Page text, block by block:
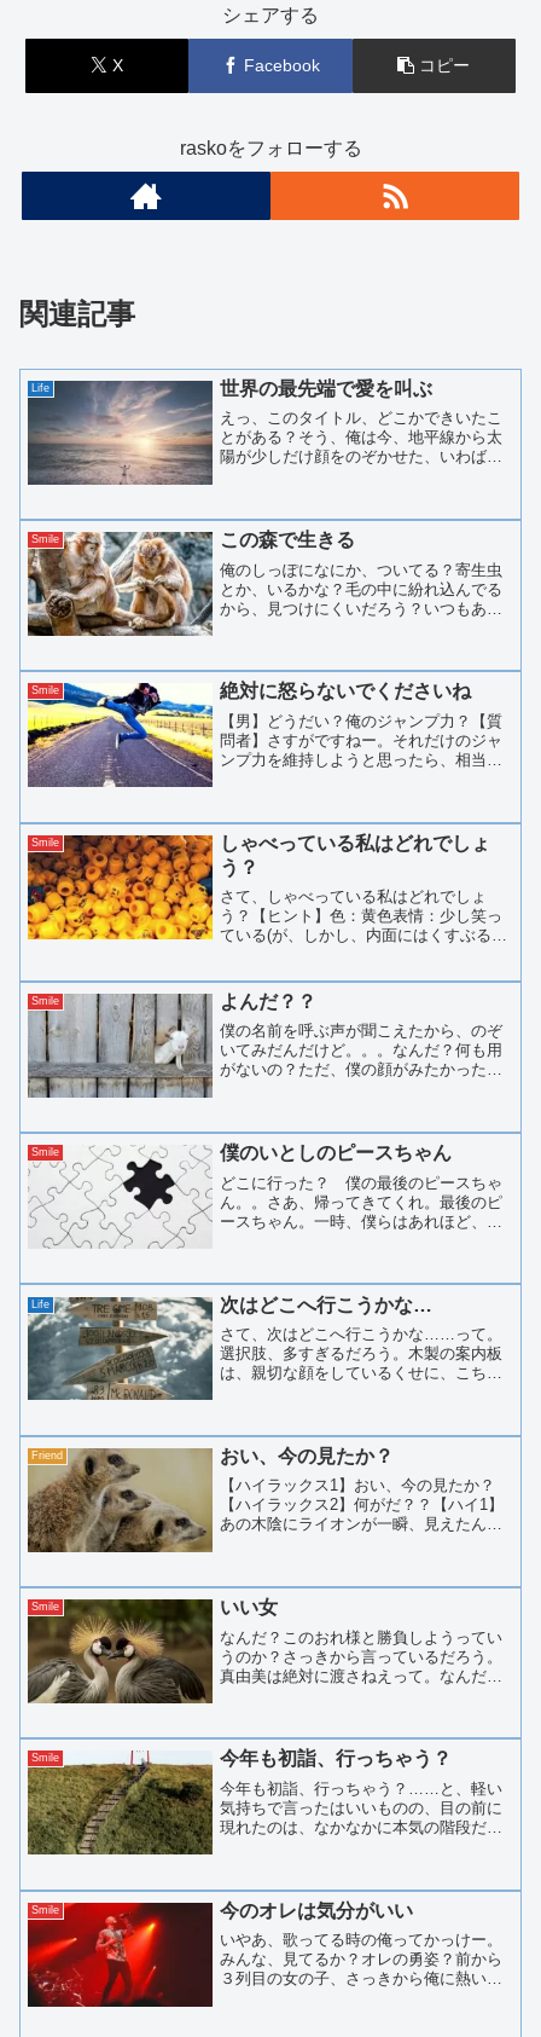
シェアする
X Facebook コピー
raskoをフォローする
関連記事
Life 世界の最先端で愛を叫ぶ
えっ、このタイトル、どこかできいたこ
とがある？そう、俺は今、地平線から太
陽が少しだけ顔をのぞかせた、いわば
トルに似ているからって、気にしない、
気にしない。。さて、俺は一...
Smile この森で生きる
俺のしっぽになにか、ついてる？寄生虫
とか、いるかな？毛の中に紛れ込んでる
から、見つけにくいだろう？いつもあり
て、はや１０年。この森に来たときは俺
らも若かった。右も左もわか...
Smile 絶対に怒らないでくださいね
【男】どうだい？俺のジャンプ力？【質
問者】さすがですねー。それだけのジャ
ンプ力を維持しようと思ったら、相当練
からね。【質問者】...
Smile
しゃべっている私はどれでしょ
う？
さて、しゃべっている私はどれでしょ
う？【ヒント】色：黄色表情：少し笑っ
ている(が、しかし、内面にはくすぶるも
はくすぶりだが、いつダイナマイト級に
成長してもおかしく...
Smile よんだ？？
僕の名前を呼ぶ声が聞こえたから、のぞ
いてみだんだけど。。。なんだ？何も用
がないの？ただ、僕の顔がみたかっただ
Smile 僕のいとしのピースちゃん
どこに行った？ 僕の最後のピースちゃ
ん。。さあ、帰ってきてくれ。最後のピ
ースちゃん。一時、僕らはあれほど、う
なの。。君がそこにいるだけで、僕らは
完璧になれる。どこのこと...
Life 次はどこへ行こうかな…
さて、次はどこへ行こうかな……って。
選択肢、多すぎるだろう。木製の案内板
は、親切な顔をしているくせに、こちら
澄んだ水面に、山の影が落ちる光景を想
像するだけで、少し息を吸...
Friend おい、今の見たか？
【ハイラックス1】おい、今の見たか？
【ハイラックス2】何がだ？？【ハイ1】
あの木陰にライオンが一瞬、見えたんだ
から、どの木陰だ？【ハイ1】よく見ろ
よ。シマウマが５頭...
Smile いい女
なんだ？このおれ様と勝負しようってい
うのか？さっきから言っているだろう。
真由美は絶対に渡さねえって。なんだ、
ちばしがあるんだぜ。そののどをえぐり
だしてやる！ちょっ、落ち...
Smile 今年も初詣、行っちゃう？
今年も初詣、行っちゃう？……と、軽い
気持ちで言ったはいいものの、目の前に
現れたのは、なかなかに本気の階段だっ
け。神社の屋根も、本殿ら...
Smile 今のオレは気分がいい
いやあ、歌ってる時の俺ってかっけー。
みんな、見てるか？オレの勇姿？前から
３列目の女の子、さっきから俺に熱い視